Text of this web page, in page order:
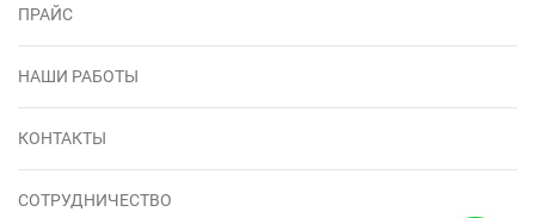
ПРАЙС
НАШИ РАБОТЫ
КОНТАКТЫ
СОТРУДНИЧЕСТВО